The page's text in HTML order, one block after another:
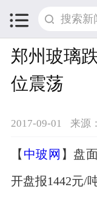

郑州玻璃
位震荡
2017-09-01 来源
【 中玻网 】盘
开盘报1442元/